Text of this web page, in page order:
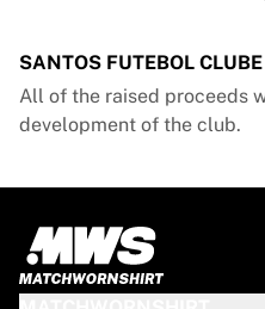
SANTOS FUTEBOL CLUBE
All of the raised proceeds
development of the club.